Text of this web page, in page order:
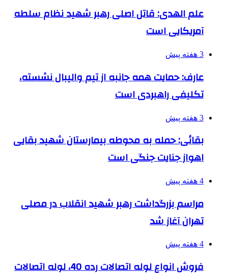
علم الهدی: قاتل اصلی رهبر شهید نظام سلطه
آمریکایی است
3 هفته پیش
عارف: حمایت همه جانبه از تیم والیبال نشسته،
تکلیفی راهبردی است
3 هفته پیش
بقائی: حمله به محوطه بیمارستان شهید بقایی
اهواز جنایت جنگی است
4 هفته پیش
مراسم بزرگداشت رهبر شهید انقلاب در مصلی
تهران آغاز شد
4 هفته پیش
فروش انواع لوله اتصالات رده 40، لوله اتصالات